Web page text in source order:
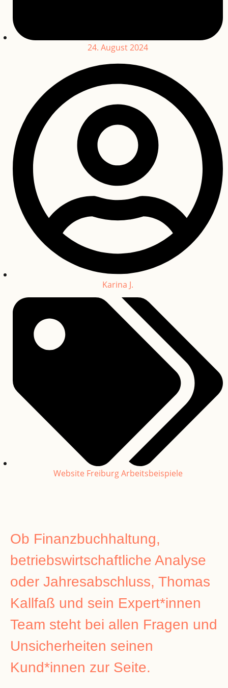
24. August 2024
Karina J.
Website Freiburg Arbeitsbeispiele
Ob Finanzbuchhaltung,
betriebswirtschaftliche Analyse
oder Jahresabschluss, Thomas
Kallfaß und sein Expert*innen
Team steht bei allen Fragen und
Unsicherheiten seinen
Kund*innen zur Seite.